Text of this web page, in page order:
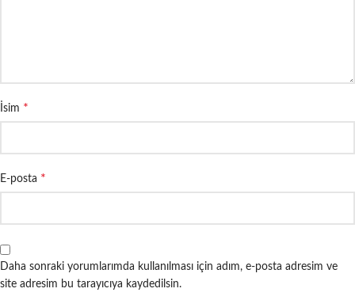
İsim *
E-posta *
Daha sonraki yorumlarımda kullanılması için adım, e-posta adresim ve
site adresim bu tarayıcıya kaydedilsin.